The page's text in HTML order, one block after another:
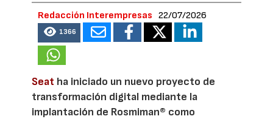
Redacción Interempresas 22/07/2026
1366
Seat ha iniciado un nuevo proyecto de
transformación digital mediante la
implantación de Rosmiman® como